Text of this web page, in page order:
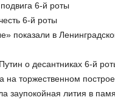
6-й роты
6-й роты
показали в
о десантниках 6-й
на торжественном
заупокойная лития в